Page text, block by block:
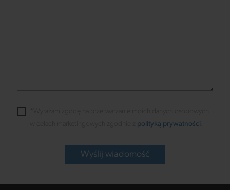
polityką prywatności
Wyślij wiadomość